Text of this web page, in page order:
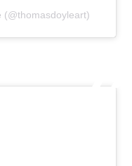
(@thomasdoyleart)